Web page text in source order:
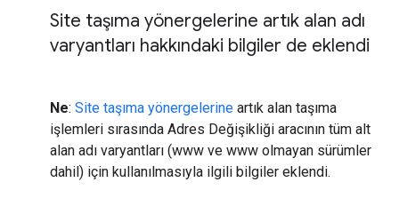
Site taşıma yönergelerine artık alan adı
varyantları hakkındaki bilgiler de eklendi
Ne: Site taşıma yönergelerine artık alan taşıma
işlemleri sırasında Adres Değişikliği aracının tüm alt
alan adı varyantları (www ve www olmayan sürümler
dahil) için kullanılmasıyla ilgili bilgiler eklendi.